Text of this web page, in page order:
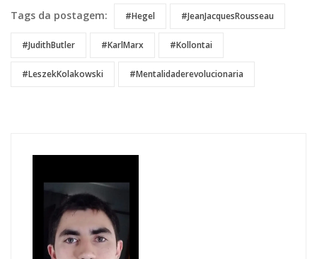
Tags da postagem: #Hegel #JeanJacquesRousseau
#JudithButler #KarlMarx #Kollontai
#LeszekKolakowski #Mentalidaderevolucionaria